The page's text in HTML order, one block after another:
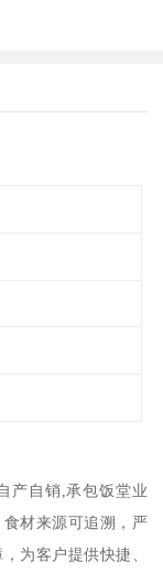
产自销,承包饭堂业
材来源可追溯，严
为客户提供快捷、